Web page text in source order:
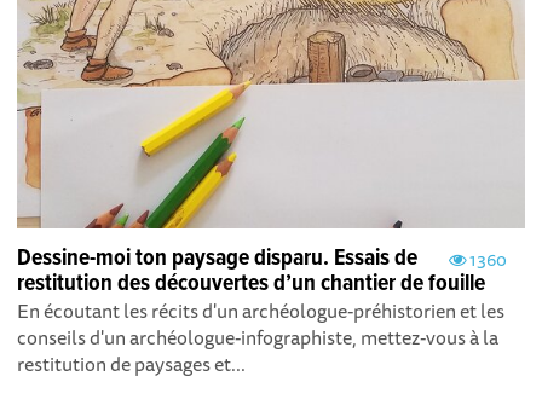
1360
Dessine-moi ton paysage disparu. Essais de
restitution des découvertes d’un chantier de fouille
En écoutant les récits d'un archéologue-préhistorien et les
conseils d'un archéologue-infographiste, mettez-vous à la
restitution de paysages et...